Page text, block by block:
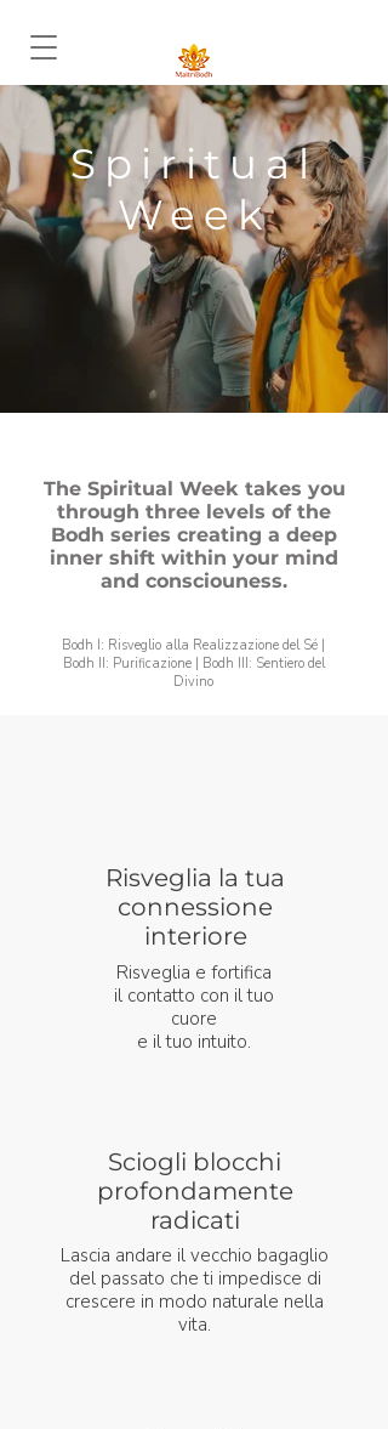
Spiritual
Week
The Spiritual Week takes you
through three levels of the
Bodh series creating a deep
inner shift within your mind
and consciouness.
Bodh I: Risveglio alla Realizzazione del Sé |
Bodh II: Purificazione | Bodh III: Sentiero del
Divino
Risveglia la tua
connessione
interiore
Risveglia e fortifica
il contatto con il tuo
cuore
e il tuo intuito.
Sciogli blocchi
profondamente
radicati
Lascia andare il vecchio bagaglio
del passato che ti impedisce di
crescere in modo naturale nella
vita.